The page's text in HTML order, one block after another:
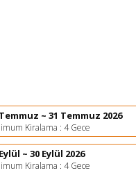
~ 31 Temmuz 2026
Kiralama : 4 Gece
~ 30 Eylül 2026
Kiralama : 4 Gece